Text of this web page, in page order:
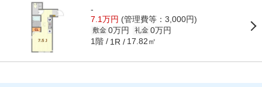
-
7.1万円 (管理費等：3,000円)
敷金 0万円 礼金 0万円
1階 1R 17.82㎡